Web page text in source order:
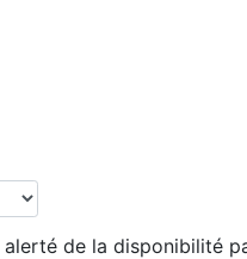
alerté de la disponibilité